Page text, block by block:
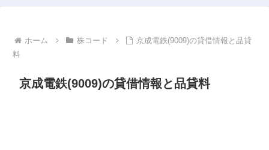
ホーム 株コード
京成電鉄(9009)の貸借情報と品貸
料
京成電鉄(9009)の貸借情報と品貸料